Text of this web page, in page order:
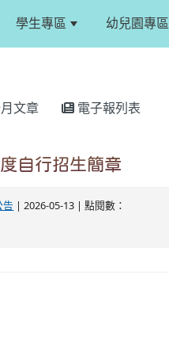
學生專區 幼兒園專區
文章 電子報列表
自行招生簡章
告 | 2026-05-13 | 點閱數：